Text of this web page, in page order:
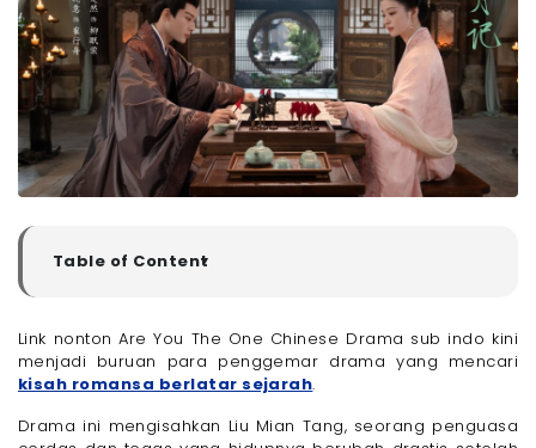
Table of Content
▼
Link Nonton Are You The One Chinese Drama
Mau Nonton Are You The One Chinese Drama Tanpa
Buffering? Pakai Paket Internet 30 + 40 Mbps dari
Megavision, Kecepatan Internetnya Luar Biasa!
Akhir Kata
Link nonton Are You The One Chinese Drama sub indo kini
menjadi buruan para penggemar drama yang mencari
kisah romansa berlatar sejarah.
Drama ini mengisahkan Liu Mian Tang, seorang penguasa